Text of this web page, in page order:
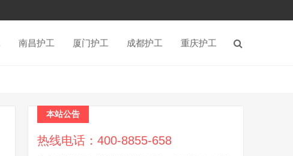
南昌护工 厦门护工 成都护工 重庆护工
本站公告
热线电话：400-8855-658